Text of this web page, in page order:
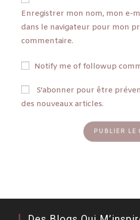
Enregistrer mon nom, mon e-
dans le navigateur pour mon
commentaire.
Notify me of followup
S'abonner pour être
des nouveaux articles.